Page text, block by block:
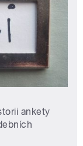
ankety